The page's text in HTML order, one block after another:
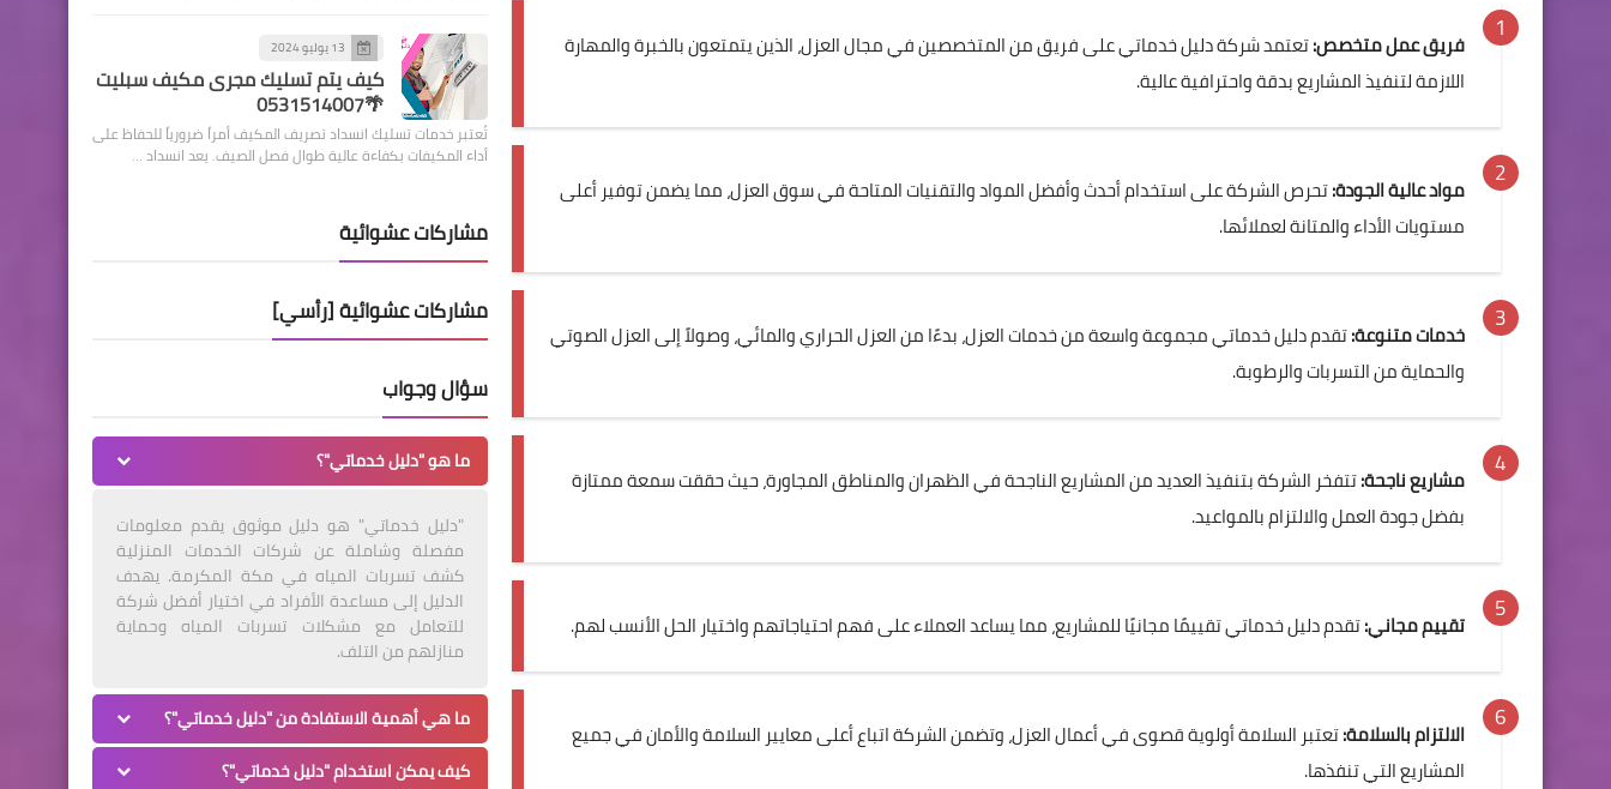
فريق عمل متخصص:تعتمد شركة دليل خدماتي على فريق من المتخصصين في مجال العزل، الذين يتمتعون بالخبرة والمهارة
اللازمة لتنفيذ المشاريع بدقة واحترافية عالية.
مواد عالية الجودة:تحرص الشركة على استخدام أحدث وأفضل المواد والتقنيات المتاحة في سوق العزل، مما يضمن توفير أعلى
مستويات الأداء والمتانة لعملائها.
خدمات متنوعة:تقدم دليل خدماتي مجموعة واسعة من خدمات العزل، بدءًا من العزل الحراري والمائي، وصولاً إلى العزل الصوتي
والحماية من التسربات والرطوبة.
مشاريع ناجحة:تتفخر الشركة بتنفيذ العديد من المشاريع الناجحة في الظهران والمناطق المجاورة، حيث حققت سمعة ممتازة
بفضل جودة العمل والالتزام بالمواعيد.
تقييم مجاني:تقدم دليل خدماتي تقييمًا مجانيًا للمشاريع، مما يساعد العملاء على فهم احتياجاتهم واختيار الحل الأنسب لهم.
الالتزام بالسلامة:تعتبر السلامة أولوية قصوى في أعمال العزل، وتضمن الشركة اتباع أعلى معايير السلامة والأمان في جميع
المشاريع التي تنفذها.
13 يوليو 2024
كيف يتم تسليك مجرى مكيف سبليت
🌴0531514007
تُعتبر خدمات تسليك انسداد تصريف المكيف أمراً ضرورياً للحفاظ على
أداء المكيفات بكفاءة عالية طوال فصل الصيف. يعد انسداد …
مشاركات عشوائية
مشاركات عشوائية [رأسي]
سؤال وجواب
ما هو "دليل خدماتي"؟
"دليل خدماتي" هو دليل موثوق يقدم معلومات
مفصلة وشاملة عن شركات الخدمات المنزلية
كشف تسربات المياه في مكة المكرمة. يهدف
الدليل إلى مساعدة الأفراد في اختيار أفضل شركة
للتعامل مع مشكلات تسربات المياه وحماية
منازلهم من التلف.
ما هي أهمية الاستفادة من "دليل خدماتي"؟
كيف يمكن استخدام "دليل خدماتي"؟